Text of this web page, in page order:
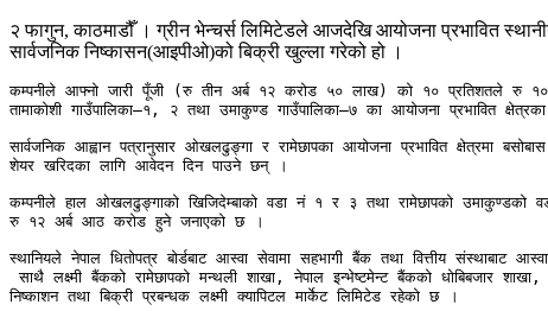
२ फागुन, काठमाडौँ । ग्रीन भेन्चर्स लिमिटेडले आजदेखि आयोजना प्रभावित
सार्वजनिक निष्कासन(आइपीओ)को बिक्री खुल्ला गरेको हो ।
कम्पनीले आफ्नो जारी पूँजी (रु तीन अर्ब १२ करोड ५० लाख) को १० प्रतिशतले रु
तामाकोशी गाउँपालिका–१, २ तथा उमाकुण्ड गाउँपालिका–७ का आयोजना प्रभावित
सार्वजनिक आह्वान पत्रानुसार ओखलढुङ्गा र रामेछापका आयोजना प्रभावित क्षेत्रमा
शेयर खरिदका लागि आवेदन दिन पाउने छन् ।
कम्पनीले हाल ओखलढुङ्गाको खिजिदेम्बाको वडा नं १ र ३ तथा रामेछापको उमाकुण्डको
रु १२ अर्ब आठ करोड हुने जनाएको छ ।
स्थानियले नेपाल धितोपत्र बोर्डबाट आस्वा सेवामा सहभागी बैंक तथा वित्तीय संस्थाबाट
साथै लक्ष्मी बैंकको रामेछापको मन्थली शाखा, नेपाल इन्भेष्टमेन्ट बैंकको धोबिबजार शाखा, मेगा बैंकको मन्थली शाखा, मेगा बैंकको ओखलढुङ्गाको खिजिदेम्बा शाखा तथा आयोजना स्थलबाट शेयर आवेदन दिन सकिने कम्पनीले जनाएको छ । कम्पनिको धितोपत्र
निष्काशन तथा बिक्री प्रबन्धक लक्ष्मी क्यापिटल मार्केट लिमिटेड रहेको छ ।